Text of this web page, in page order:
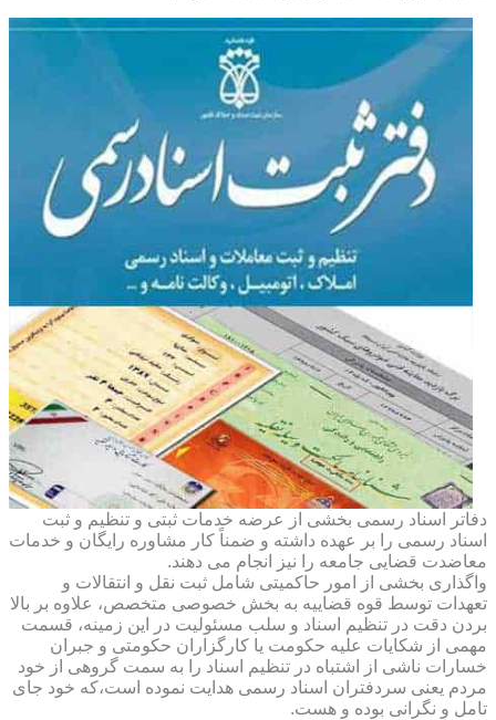
دفاتر اسناد رسمی بخشی از عرضه خدمات ثبتی و تنظیم و ثبت
اسناد رسمی را بر عهده داشته و ضمناً کار مشاوره رایگان و خدمات
معاضدت قضایی جامعه را نیز انجام می دهند.
واگذاری بخشی از امور حاکمیتی شامل ثبت نقل و انتقالات و
تعهدات توسط قوه قضاییه به بخش خصوصی متخصص، علاوه بر بالا
بردن دقت در تنظیم اسناد و سلب مسئولیت در این زمینه، قسمت
مهمی از شکایات علیه حکومت یا کارگزاران حکومتی و جبران
خسارات ناشی از اشتباه در تنظیم اسناد را به سمت گروهی از خود
مردم یعنی سردفتران اسناد رسمی هدایت نموده است،که خود جای
تامل و نگرانی بوده و هست.